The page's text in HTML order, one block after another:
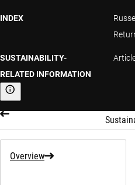
INDEX
SUSTAINABILITY-
RELATED INFORMATION
Sustainability-related information
Overview